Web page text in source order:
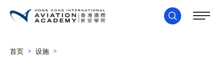
首页 > 设施 >